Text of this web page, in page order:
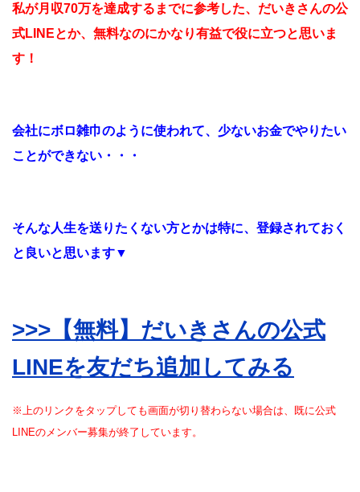
私が月収70万を達成するまでに参考した、だいきさんの公
式LINEとか、無料なのにかなり有益で役に立つと思いま
す！
会社にボロ雑巾のように使われて、 少ないお金でやりたい
ことができない・・・
そんな人生を送りたくない方とかは特に、登録されておく
と良いと思います▼
>>>【無料】だいきさんの公式
LINEを友だち追加してみる
※上のリンクをタップしても画面が切り替わらない場合は、既に公式
LINEのメンバー募集が終了しています。